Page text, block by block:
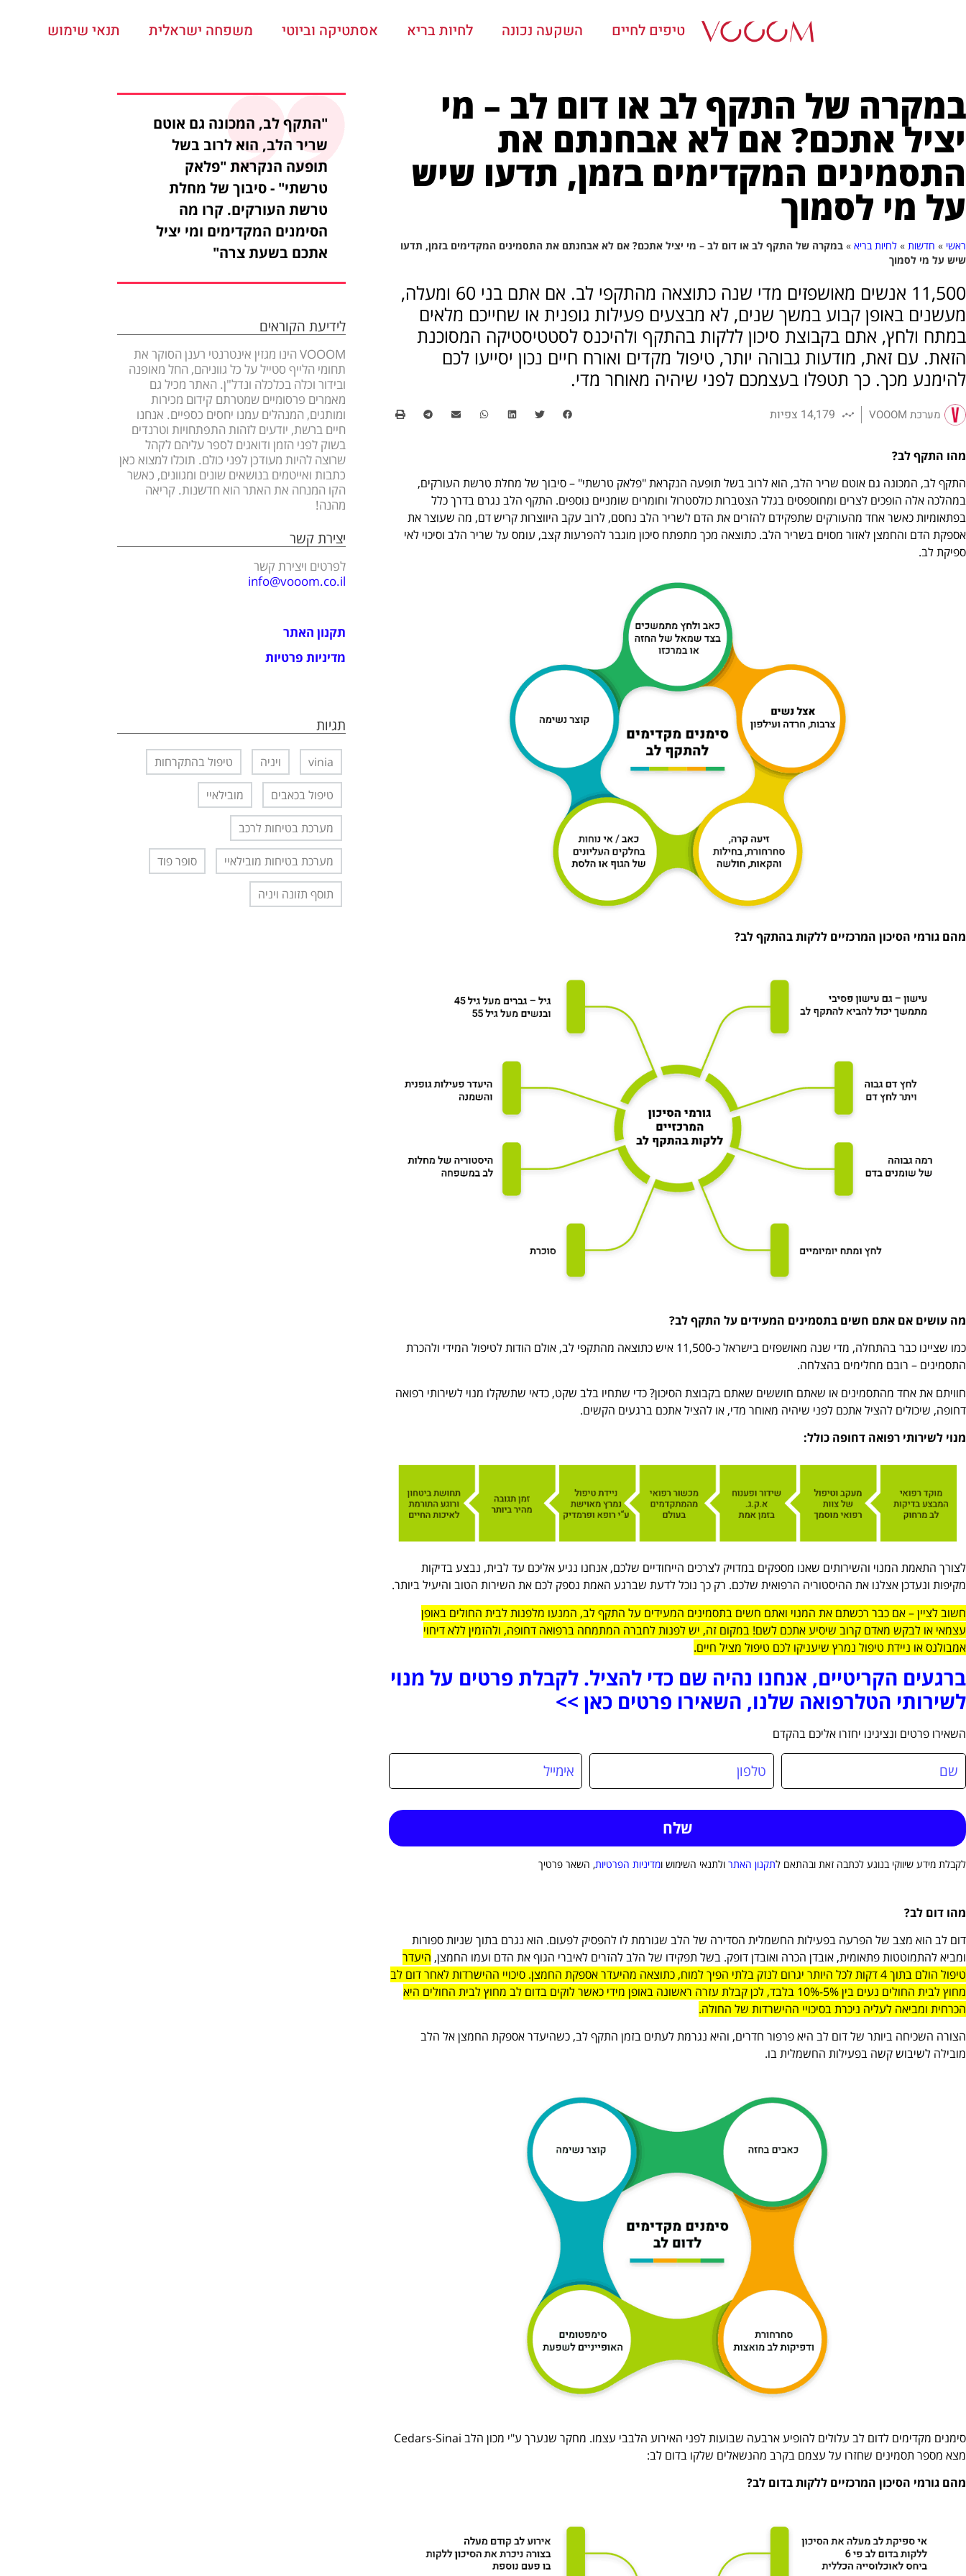
טיפים לחיים השקעה נכונה לחיות בריא אסתטיקה וביוטי משפחה ישראלית תנאי שימוש
במקרה של התקף לב או דום לב – מי
יציל אתכם? אם לא אבחנתם את
התסמינים המקדימים בזמן, תדעו שיש
על מי לסמוך
ראשי » חדשות » לחיות בריא » במקרה של התקף לב או דום לב – מי יציל אתכם? אם לא אבחנתם את התסמינים המקדימים בזמן, תדעו
שיש על מי לסמוך
11,500 אנשים מאושפזים מדי שנה כתוצאה מהתקפי לב. אם אתם בני 60 ומעלה,
מעשנים באופן קבוע במשך שנים, לא מבצעים פעילות גופנית או שחייכם מלאים
במתח ולחץ, אתם בקבוצת סיכון ללקות בהתקף ולהיכנס לסטטיסטיקה המסוכנת
הזאת. עם זאת, מודעות גבוהה יותר, טיפול מקדים ואורח חיים נכון יסייעו לכם
להימנע מכך. כך תטפלו בעצמכם לפני שיהיה מאוחר מדי.
מערכת VOOOM 14,179 צפיות
מהו התקף לב?
התקף לב, המכונה גם אוטם שריר הלב, הוא לרוב בשל תופעה הנקראת "פלאק טרשתי" – סיבוך של מחלת טרשת העורקים,
במהלכה אלה הופכים לצרים ומחוספסים בגלל הצטברות כולסטרול וחומרים שומניים נוספים. התקף הלב נגרם בדרך כלל
בפתאומיות כאשר אחד מהעורקים שתפקידם להזרים את הדם לשריר הלב נחסם, לרוב עקב היווצרות קריש דם, מה שעוצר את
אספקת הדם והחמצן לאזור מסוים בשריר הלב. כתוצאה מכך מתפתח סיכון מוגבר להפרעות קצב, עומס על שריר הלב וסיכוי לאי
ספיקת לב.
מהם גורמי הסיכון המרכזיים ללקות בהתקף לב?
מה עושים אם אתם חשים בתסמינים המעידים על התקף לב?
כמו שציינו כבר בהתחלה, מדי שנה מאושפזים בישראל כ-11,500 איש כתוצאה מהתקפי לב, אולם הודות לטיפול המידי ולהכרת
התסמינים – רובם מחלימים בהצלחה.
חוויתם את אחד מהתסמינים או שאתם חוששים שאתם בקבוצת הסיכון? כדי שתחיו בלב שקט, כדאי שתשקלו מנוי לשירותי רפואה
דחופה, שיכולים להציל אתכם לפני שיהיה מאוחר מדי, או להציל אתכם ברגעים הקשים.
מנוי לשירותי רפואה דחופה כולל:
לצורך התאמת המנוי והשירותים שאנו מספקים במדויק לצרכים הייחודיים שלכם, אנחנו נגיע אליכם עד לבית, נבצע בדיקות
מקיפות ונעדכן אצלנו את ההיסטוריה הרפואית שלכם. רק כך נוכל לדעת שברגע האמת נספק לכם את השירות הטוב והיעיל ביותר.
חשוב לציין – אם כבר רכשתם את המנוי ואתם חשים בתסמינים המעידים על התקף לב, המנעו מלפנות לבית החולים באופן
עצמאי או לבקש מאדם קרוב שיסיע אתכם לשם! במקום זה, יש לפנות לחברה המתמחה ברפואה דחופה, ולהזמין ללא דיחוי
אמבולנס או ניידת טיפול נמרץ שיעניקו לכם טיפול מציל חיים.
ברגעים הקריטיים, אנחנו נהיה שם כדי להציל. לקבלת פרטים על מנוי
לשירותי הטלרפואה שלנו, השאירו פרטים כאן >>
השאירו פרטים ונציגינו יחזרו אליכם בהקדם
לקבלת מידע שיווקי בנוגע לכתבה זאת ובהתאם לתקנון האתר ולתנאי השימוש ומדיניות הפרטיות, השאר פרטיך
מהו דום לב?
דום לב הוא מצב של הפרעה בפעילות החשמלית הסדירה של הלב שגורמת לו להפסיק לפעום. הוא נגרם בתוך שניות ספורות
ומביא להתמוטטות פתאומית, אובדן הכרה ואובדן דופק. בשל תפקידו של הלב להזרים לאיברי הגוף את הדם ועמו החמצן, היעדר
טיפול הולם בתוך 4 דקות לכל היותר יגרום לנזק בלתי הפיך למוח, כתוצאה מהיעדר אספקת החמצן. סיכויי ההישרדות לאחר דום לב
מחוץ לבית החולים נעים בין 5%-10% בלבד, לכן קבלת עזרה ראשונה באופן מידי כאשר לוקים בדום לב מחוץ לבית החולים היא
הכרחית ומביאה לעליה ניכרת בסיכויי ההישרדות של החולה.
הצורה השכיחה ביותר של דום לב היא פרפור חדרים, והיא נגרמת לעתים בזמן התקף לב, כשהיעדר אספקת החמצן אל הלב
מובילה לשיבוש קשה בפעילות החשמלית בו.
סימנים מקדימים לדום לב עלולים להופיע ארבעה שבועות לפני האירוע הלבבי עצמו. מחקר שנערך ע"י מכון הלב Cedars-Sinai
מצא מספר תסמינים שחזרו על עצמם בקרב מהנשאלים שלקו בדום לב:
מהם גורמי הסיכון המרכזיים ללקות בדום לב?
"התקף לב, המכונה גם אוטם
שריר הלב, הוא לרוב בשל
תופעה הנקראת "פלאק
טרשתי" - סיבוך של מחלת
טרשת העורקים. קרו מה
הסימנים המקדימים ומי יציל
אתכם בשעת צרה"
לידיעת הקוראים
VOOOM הינו מגזין אינטרנטי רענן הסוקר את
תחומי הלייף סטייל על כל גווניהם, החל מאופנה
ובידור וכלה בכלכלה ונדל"ן. האתר מכיל גם
מאמרים פרסומיים שמטרתם קידום מכירות
ומותגים, המנהלים עמנו יחסים כספיים. אנחנו
חיים ברשת, יודעים לזהות התפתחויות וטרנדים
בשוק לפני הזמן ודואגים לספר עליהם לקהל
שרוצה להיות מעודכן לפני כולם. תוכלו למצוא כאן
כתבות ואייטמים בנושאים שונים ומגוונים, כאשר
הקו המנחה את האתר הוא חדשנות. קריאה
מהנה!
יצירת קשר
לפרטים ויצירת קשר
info@vooom.co.il
תקנון האתר
מדיניות פרטיות
תגיות
vinia ויניה טיפול בהתקרחות
טיפול בכאבים מובילאיי
מערכת בטיחות לרכב
מערכת בטיחות מובילאיי סופר פוד
תוסף תזונה ויניה